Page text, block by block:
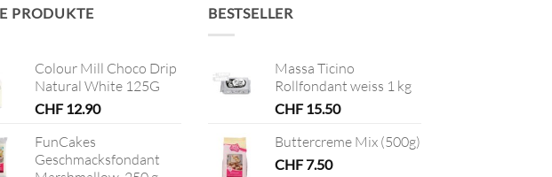
PRODUKTE
Colour Mill Choco Drip
Natural White 125G
CHF12.90
FunCakes
Geschmacksfondant
BESTSELLER
Massa Ticino
Rollfondant weiss 1 kg
CHF15.50
Buttercreme Mix (500g)
CHF7.50